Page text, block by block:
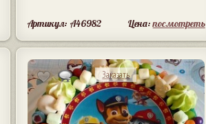
Артикул: A46982 Цена:посмотреть
Заказать